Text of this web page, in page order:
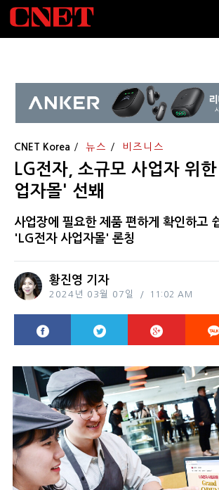
CNET Korea 뉴스 비즈니스
LG전자, 소규모 사업자 위
업자몰' 선봬
사업장에 필요한 제품 편하게 확인하고
'LG전자 사업자몰' 론칭
황진영 기자
2024년 03월 07일 11:02 AM